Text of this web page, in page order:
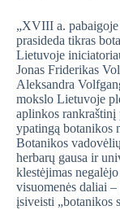
„XVIII a.
prasideda tikras
Lietuvoje
Jonas Friderikas
Aleksandra
mokslo Lietuvoje
aplinkos
ypatingą botanikos
Botanikos
herbarų gausa ir
klestėjimas
visuomenės daliai
įsiveisti „botanikos